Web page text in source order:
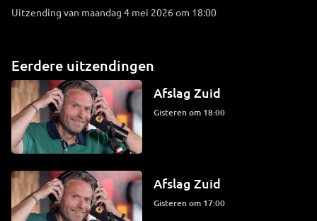
Uitzending van maandag 4 mei 2026 om 18:00
Eerdere uitzendingen
Afslag Zuid
Gisteren om 18:00
Afslag Zuid
Gisteren om 17:00